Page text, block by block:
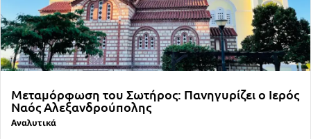
Μεταμόρφωση του Σωτήρος: Πανηγυρίζει ο Ιερός
Ναός Αλεξανδρούπολης
Αναλυτικά